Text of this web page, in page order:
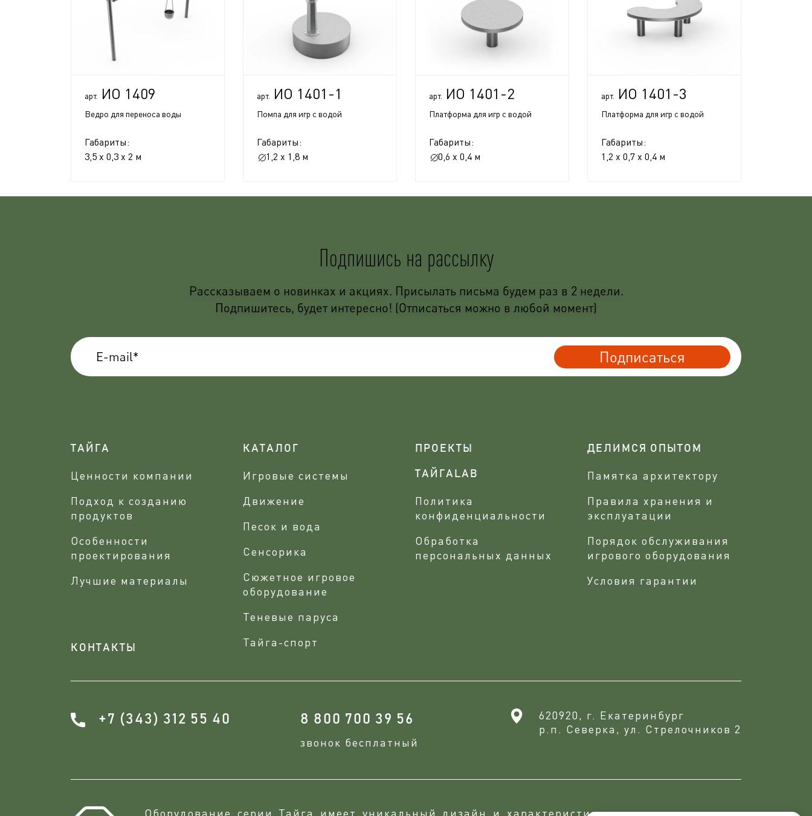
арт. ИО 1409
Ведро для переноса воды
Габариты:
3,5 x 0,3 x 2 м
арт. ИО 1401-1
Помпа для игр с водой
Габариты:
1,2 x 1,8 м
арт. ИО 1401-2
Платформа для игр с водой
Габариты:
0,6 x 0,4 м
арт. ИО 1401-3
Платформа для игр с водой
Габариты:
1,2 x 0,7 x 0,4 м
Подпишись на рассылку
Рассказываем о новинках и акциях. Присылать письма будем раз в 2 недели.
Подпишитесь, будет интересно! (Отписаться можно в любой момент)
Подписаться
ТАЙГА
Ценности компании
Подход к созданию
продуктов
Особенности
проектирования
Лучшие материалы
КОНТАКТЫ
КАТАЛОГ
Игровые системы
Движение
Песок и вода
Сенсорика
Сюжетное игровое
оборудование
Теневые паруса
Тайга-спорт
ПРОЕКТЫ
ТАЙГАLAB
Политика
конфиденциальности
Обработка
персональных данных
ДЕЛИМСЯ ОПЫТОМ
Памятка архитектору
Правила хранения и
эксплуатации
Порядок обслуживания
игрового оборудования
Условия гарантии
+7 (343) 312 55 40 8 800 700 39 56
звонок бесплатный
620920, г. Екатеринбург
р.п. Северка, ул. Стрелочников 2
Оборудование серии Тайга имеет уникальный дизайн и характеристики, что подтверждается